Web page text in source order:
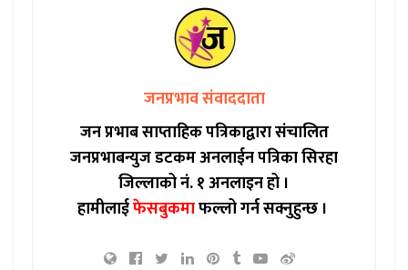
जनप्रभाव संवाददाता
जन प्रभाब साप्ताहिक पत्रिकाद्वारा संचालित
जनप्रभाबन्युज डटकम अनलाईन पत्रिका सिरहा
जिल्लाको नं. १ अनलाइन हो ।
हामीलाईफेसबुकमाफल्लो गर्न सक्नुहुन्छ ।